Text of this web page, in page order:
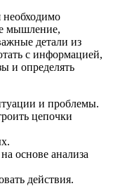
необходимо
мышление,
детали из
с информацией,
и определять
и проблемы.
цепочки
основе анализа
действия.